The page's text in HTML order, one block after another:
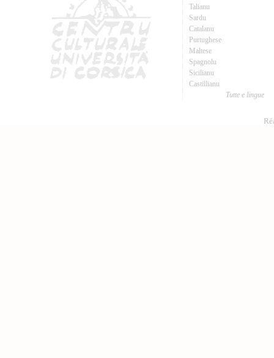
Talianu
Sardu
Catalanu
Purtughese
Maltese
Spagnolu
Sicilianu
Castillianu
Tutte e lingue